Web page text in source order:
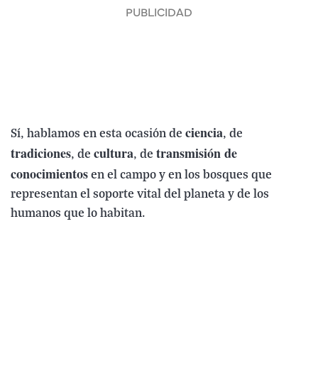
Sí, hablamos en esta ocasión de ciencia, de
tradiciones, de cultura, de transmisión de
conocimientos en el campo y en los bosques que
representan el soporte vital del planeta y de los
humanos que lo habitan.